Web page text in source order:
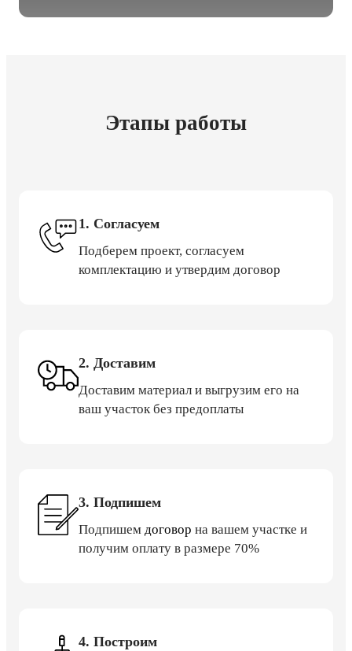
Этапы работы
1. Согласуем
Подберем проект, согласуем
комплектацию и утвердим договор
2. Доставим
Доставим материал и выгрузим его на
ваш участок без предоплаты
3. Подпишем
Подпишем договор на вашем участке и
получим оплату в размере 70%
4. Построим